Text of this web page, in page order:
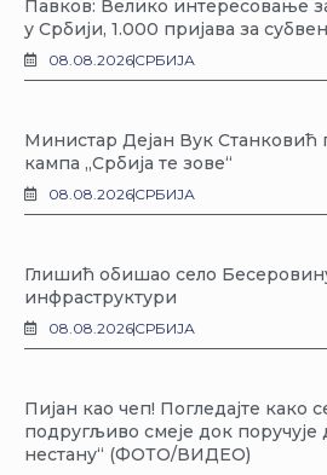
Павков: Велико интересовање
у Србији, 1.000 пријава за
08.08.2026СРБИЈА
Министар Дејан Вук Станковић
кампа „Србија те зове“
08.08.2026СРБИЈА
Глишић обишао село
инфраструктури
08.08.2026СРБИЈА
Пијан као чеп! Погледајте како
подругљиво смеје док поручује
нестану“ (ФОТО/ВИДЕО)